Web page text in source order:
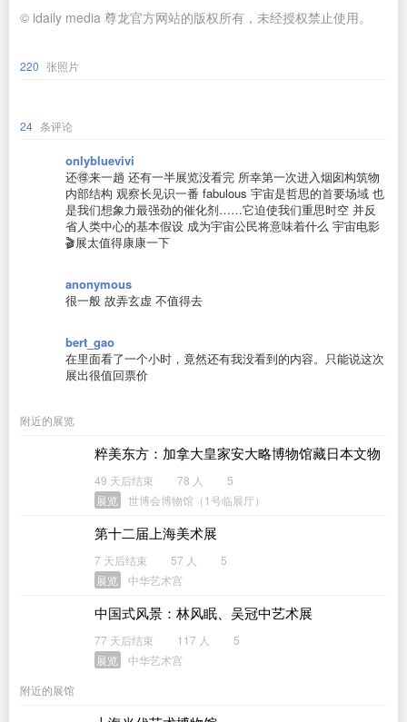
© idaily media 尊龙官方网站的版权所有，未经授权禁止使用。
220 张照片
24 条评论
onlybluevivi
还🉐️来一趟 还有一半展览没看完 所幸第一次进入烟囱构筑物
内部结构 观察长见识一番 fabulous 宇宙是哲思的首要场域 也
是我们想象力最强劲的催化剂……它迫使我们重思时空 并反
省人类中心的基本假设 成为宇宙公民将意味着什么 宇宙电影
🎬展太值得康康一下
anonymous
很一般 故弄玄虚 不值得去
bert_gao
在里面看了一个小时，竟然还有我没看到的内容。只能说这次
展出很值回票价
附近的展览
粹美东方：加拿大皇家安大略博物馆藏日本文物
49 天后结束 78 人
5
展览
世博会博物馆（1号临展厅）
第十二届上海美术展
7 天后结束 57 人
5
展览
中华艺术宫
中国式风景：林风眠、吴冠中艺术展
77 天后结束 117 人
5
展览
中华艺术宫
附近的展馆